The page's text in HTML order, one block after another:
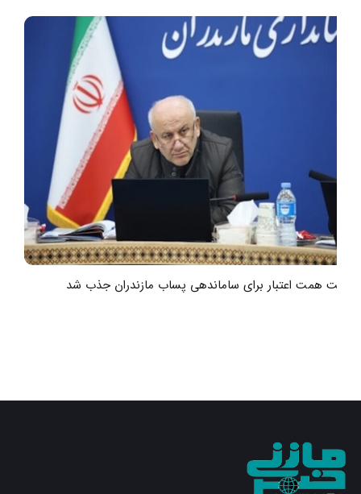
هشت همت اعتبار برای ساماندهی پساب مازندران جذب شد